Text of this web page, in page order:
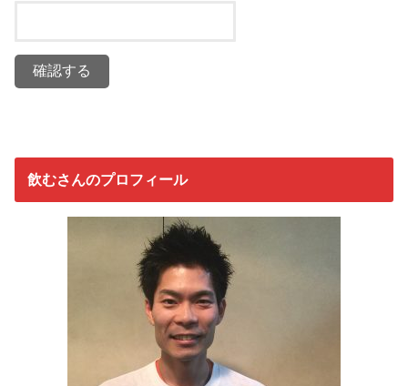
飲むさんのプロフィール